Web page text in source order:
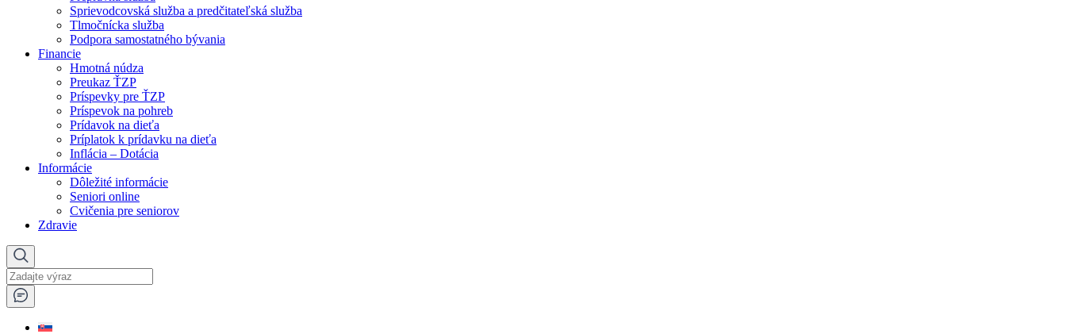
Sprievodcovská služba a predčitateľská služba
Tlmočnícka služba
Podpora samostatného bývania
Financie
Hmotná núdza
Preukaz ŤZP
Príspevky pre ŤZP
Príspevok na pohreb
Prídavok na dieťa
Príplatok k prídavku na dieťa
Inflácia – Dotácia
Informácie
Dôležité informácie
Seniori online
Cvičenia pre seniorov
Zdravie